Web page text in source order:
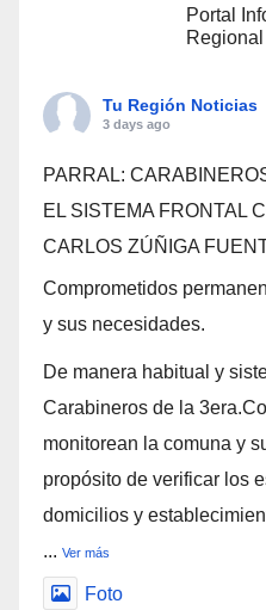
Portal
Regional
Tu Región Noticias
3 days ago
PARRAL:
EL SISTEMA FRONTAL
CARLOS ZÚÑIGA
Comprometidos
y sus necesidades.
De manera habitual y
Carabineros de la
monitorean la comuna y
propósito de verificar los
domicilios y
... Ver más
Foto